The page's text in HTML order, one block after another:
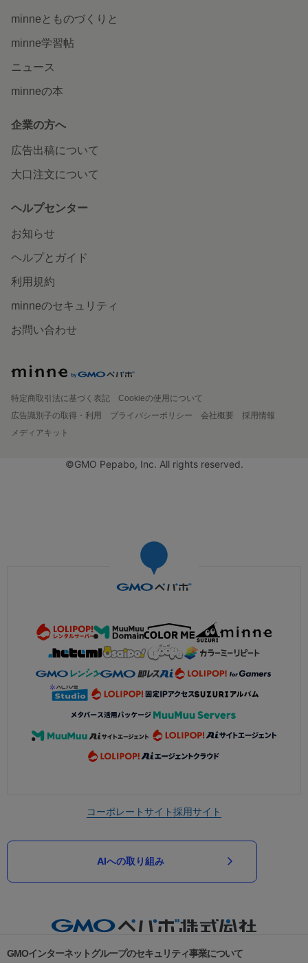
minneとものづくりと
minne学習帖
ニュース
minneの本
企業の方へ
広告出稿について
大口注文について
ヘルプセンター
お知らせ
ヘルプとガイド
利用規約
minneのセキュリティ
お問い合わせ
特定商取引法に基づく表記
Cookieの使用について
広告識別子の取得・利用
プライバシーポリシー 会社概要
採用情報
メディアキット
©GMO Pepabo, Inc. All rights reserved.
コーポレートサイト採用サイト
AIへの取り組み
GMOインターネットグループのセキュリティ事業について